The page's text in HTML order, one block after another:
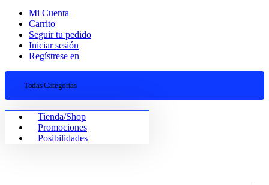
Mi Cuenta
Carrito
Seguir tu pedido
Iniciar sesión
Regístrese en
Todas Categorias
Tienda/Shop
Promociones
Posibilidades